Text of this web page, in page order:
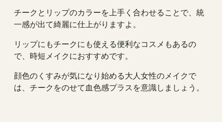
チークとリップのカラーを上手く合わせることで、統
一感が出て綺麗に仕上がりますよ。
リップにもチークにも使える便利なコスメもあるの
で、時短メイクにおすすめです。
顔色のくすみが気になり始める大人女性のメイクで
は、チークをのせて血色感プラスを意識しましょう。